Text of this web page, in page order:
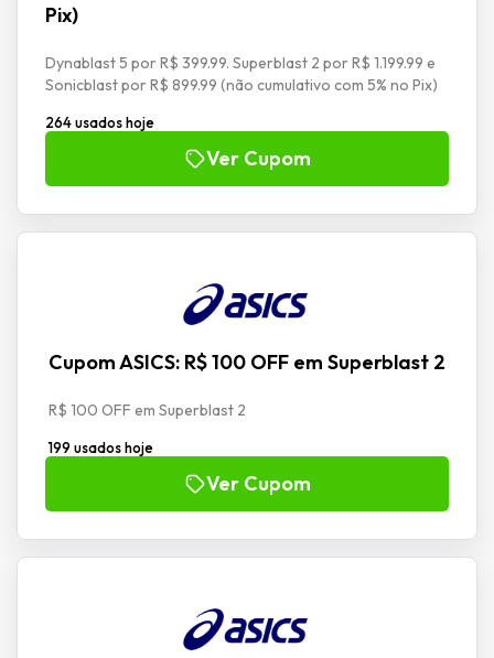
Pix)
Dynablast 5 por R$ 399.99. Superblast 2 por R$ 1.199.99 e
Sonicblast por R$ 899.99 (não cumulativo com 5% no Pix)
264 usados hoje
Ver Cupom
Cupom ASICS: R$ 100 OFF em Superblast 2
R$ 100 OFF em Superblast 2
199 usados hoje
Ver Cupom